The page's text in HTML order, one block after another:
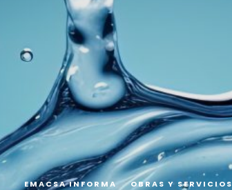
EMACSA INFORMA OBRAS Y SERVICIOS